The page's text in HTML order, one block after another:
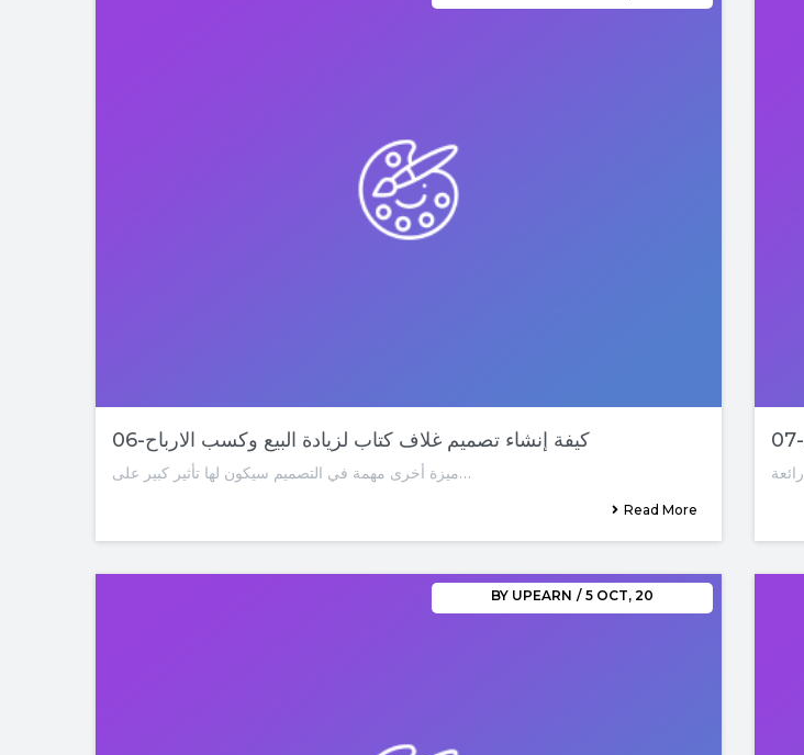
06-كيفة إنشاء تصميم غلاف كتاب لزيادة البيع وكسب الارباح
ميزة أخرى مهمة في التصميم سيكون لها تأثير كبير على…
Read More
BY UPEARN / 5 OCT, 20